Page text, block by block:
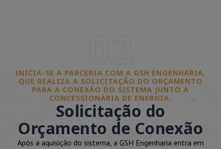
INICIA-SE A PARCERIA COM A GSH ENGENHARIA,
QUE REALIZA A SOLICITAÇÃO DO ORÇAMENTO
PARA A CONEXÃO DO SISTEMA JUNTO À
CONCESSIONÁRIA DE ENERGIA.
Solicitação do
Orçamento de Conexão
Após a aquisição do sistema, a GSH Engenharia entra em